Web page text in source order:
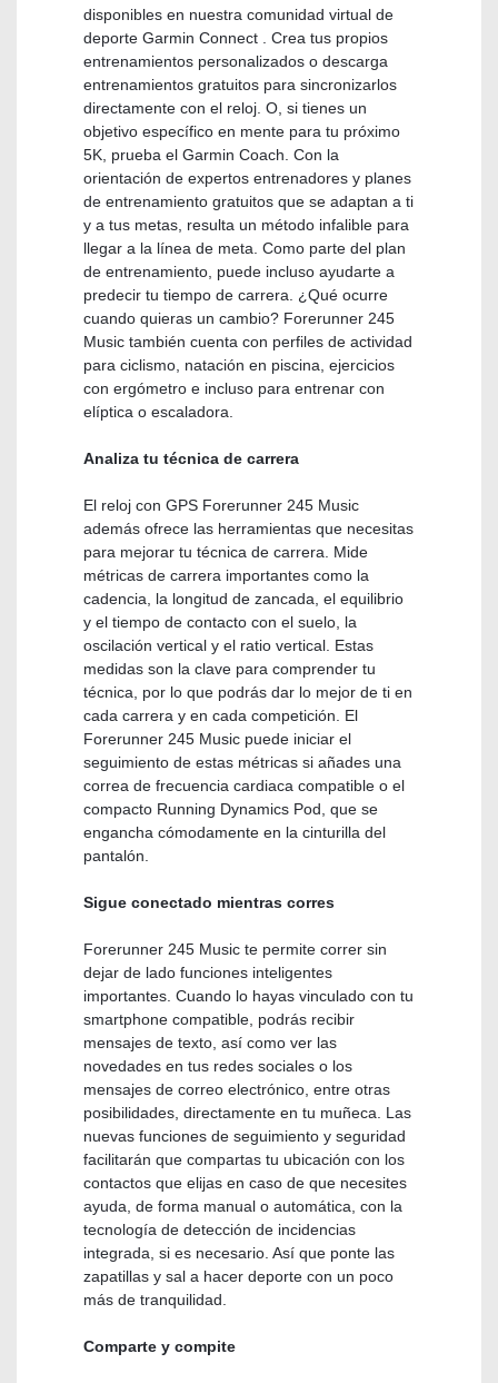
disponibles en nuestra comunidad virtual de
deporte Garmin Connect . Crea tus propios
entrenamientos personalizados o descarga
entrenamientos gratuitos para sincronizarlos
directamente con el reloj. O, si tienes un
objetivo específico en mente para tu próximo
5K, prueba el Garmin Coach. Con la
orientación de expertos entrenadores y planes
de entrenamiento gratuitos que se adaptan a ti
y a tus metas, resulta un método infalible para
llegar a la línea de meta. Como parte del plan
de entrenamiento, puede incluso ayudarte a
predecir tu tiempo de carrera. ¿Qué ocurre
cuando quieras un cambio? Forerunner 245
Music también cuenta con perfiles de actividad
para ciclismo, natación en piscina, ejercicios
con ergómetro e incluso para entrenar con
elíptica o escaladora.
Analiza tu técnica de carrera
El reloj con GPS Forerunner 245 Music
además ofrece las herramientas que necesitas
para mejorar tu técnica de carrera. Mide
métricas de carrera importantes como la
cadencia, la longitud de zancada, el equilibrio
y el tiempo de contacto con el suelo, la
oscilación vertical y el ratio vertical. Estas
medidas son la clave para comprender tu
técnica, por lo que podrás dar lo mejor de ti en
cada carrera y en cada competición. El
Forerunner 245 Music puede iniciar el
seguimiento de estas métricas si añades una
correa de frecuencia cardiaca compatible o el
compacto Running Dynamics Pod, que se
engancha cómodamente en la cinturilla del
pantalón.
Sigue conectado mientras corres
Forerunner 245 Music te permite correr sin
dejar de lado funciones inteligentes
importantes. Cuando lo hayas vinculado con tu
smartphone compatible, podrás recibir
mensajes de texto, así como ver las
novedades en tus redes sociales o los
mensajes de correo electrónico, entre otras
posibilidades, directamente en tu muñeca. Las
nuevas funciones de seguimiento y seguridad
facilitarán que compartas tu ubicación con los
contactos que elijas en caso de que necesites
ayuda, de forma manual o automática, con la
tecnología de detección de incidencias
integrada, si es necesario. Así que ponte las
zapatillas y sal a hacer deporte con un poco
más de tranquilidad.
Comparte y compite